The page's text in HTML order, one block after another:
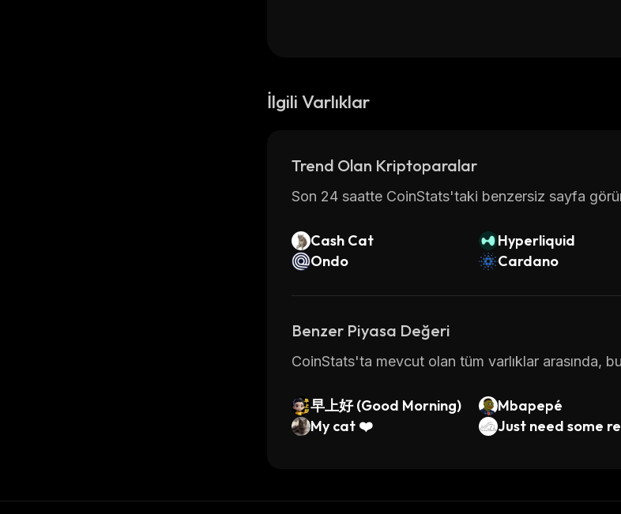
İlgili Varlıklar
Trend Olan Kriptoparalar
Son 24 saatte CoinStats'taki benzersiz sayfa
Cash Cat Hyperliquid
Ondo
Cardano
Benzer Piyasa Değeri
CoinStats'ta mevcut olan tüm varlıklar arasında,
早上好 (Good Morning) Mbapepé
My cat ❤️
Just need some